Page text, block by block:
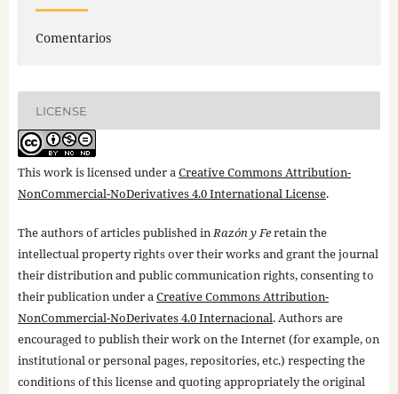
Comentarios
LICENSE
This work is licensed under aCreative Commons Attribution-
NonCommercial-NoDerivatives 4.0 International License.
The authors of articles published inRazón y Feretain the
intellectual property rights over their works and grant the journal
their distribution and public communication rights, consenting to
their publication under aCreative Commons Attribution-
NonCommercial-NoDerivates 4.0 Internacional. Authors are
encouraged to publish their work on the Internet (for example, on
institutional or personal pages, repositories, etc.) respecting the
conditions of this license and quoting appropriately the original